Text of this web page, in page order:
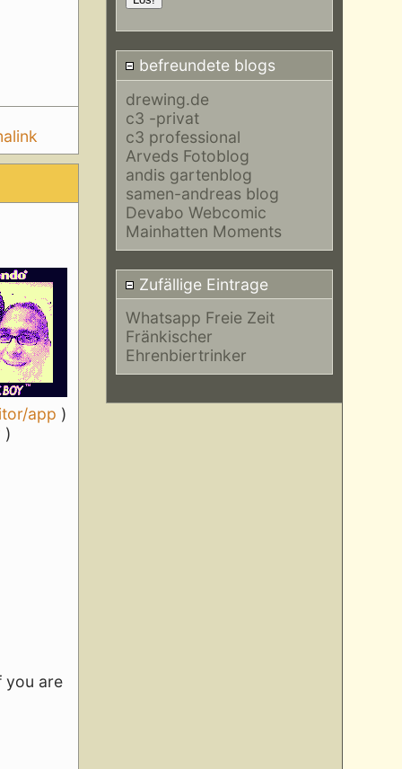
befreundete blogs
drewing.de
c3 -privat
c3 professional
Arveds Fotoblog
andis gartenblog
samen-andreas blog
Devabo Webcomic
Mainhatten Moments
Zufällige Eintrage
Whatsapp Freie Zeit
Fränkischer
Ehrenbiertrinker
app )
)
you are